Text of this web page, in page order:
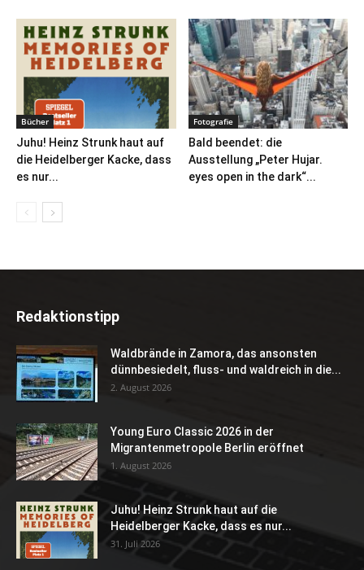
Bücher
Juhu! Heinz Strunk haut auf
die Heidelberger Kacke, dass
es nur...
Fotografie
Bald beendet: die
Ausstellung „Peter Hujar.
eyes open in the dark“...
Redaktionstipp
Waldbrände in Zamora, das ansonsten
dünnbesiedelt, fluss- und waldreich in die...
2. August 2026
Young Euro Classic 2026 in der
Migrantenmetropole Berlin eröffnet
1. August 2026
Juhu! Heinz Strunk haut auf die
Heidelberger Kacke, dass es nur...
31. Juli 2026